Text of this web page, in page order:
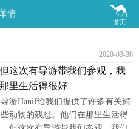

首页
情
2020-03-30
这次有导游带我们参观，我
里生活得很好
游Hanif给我们提供了许多有关鳄
动物的残忍。他们在那里生活得